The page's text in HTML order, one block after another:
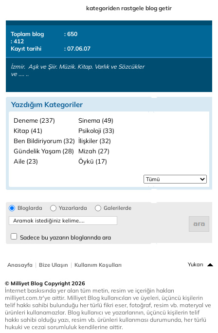
kategoriden rastgele blog getir
Toplam blog
: 650
: 412
Kayıt tarihi
: 07.06.07
İzmir. Aşk ve Şiir. Müzik. Kitap. Varlık ve Sözcükler
ve .... ..
Yazdığım Kategoriler
Deneme (237)
Sinema (49)
Kitap (41)
Psikoloji (33)
Ben Bildiriyorum (32) İlişkiler (32)
Gündelik Yaşam (28)
Mizah (27)
Aile (23)
Öykü (17)
Bloglarda Yazarlarda Galerilerde
Sadece bu yazarın bloglarında ara
Anasayfa | Bize Ulaşın | Kullanım Koşulları Yukarı
© Milliyet Blog Copyright 2026
İnternet baskısında yer alan tüm metin, resim ve içeriğin hakları
milliyet.com.tr'ye aittir. Milliyet Blog kullanıcıları ve üyeleri, üçüncü kişilerin
telif hakkı sahibi bulunduğu her türlü fikri eser, fotoğraf, resim vb. materyal ve
ürünleri kullanamazlar. Blog kullanıcı ve yazarlarının, üçüncü kişilerin telif
hakkı sahibi olduğu yazı, resim vb. ürünleri kullanması durumunda, her türlü
hukuki ve cezai sorumluluk kendilerine aittir.